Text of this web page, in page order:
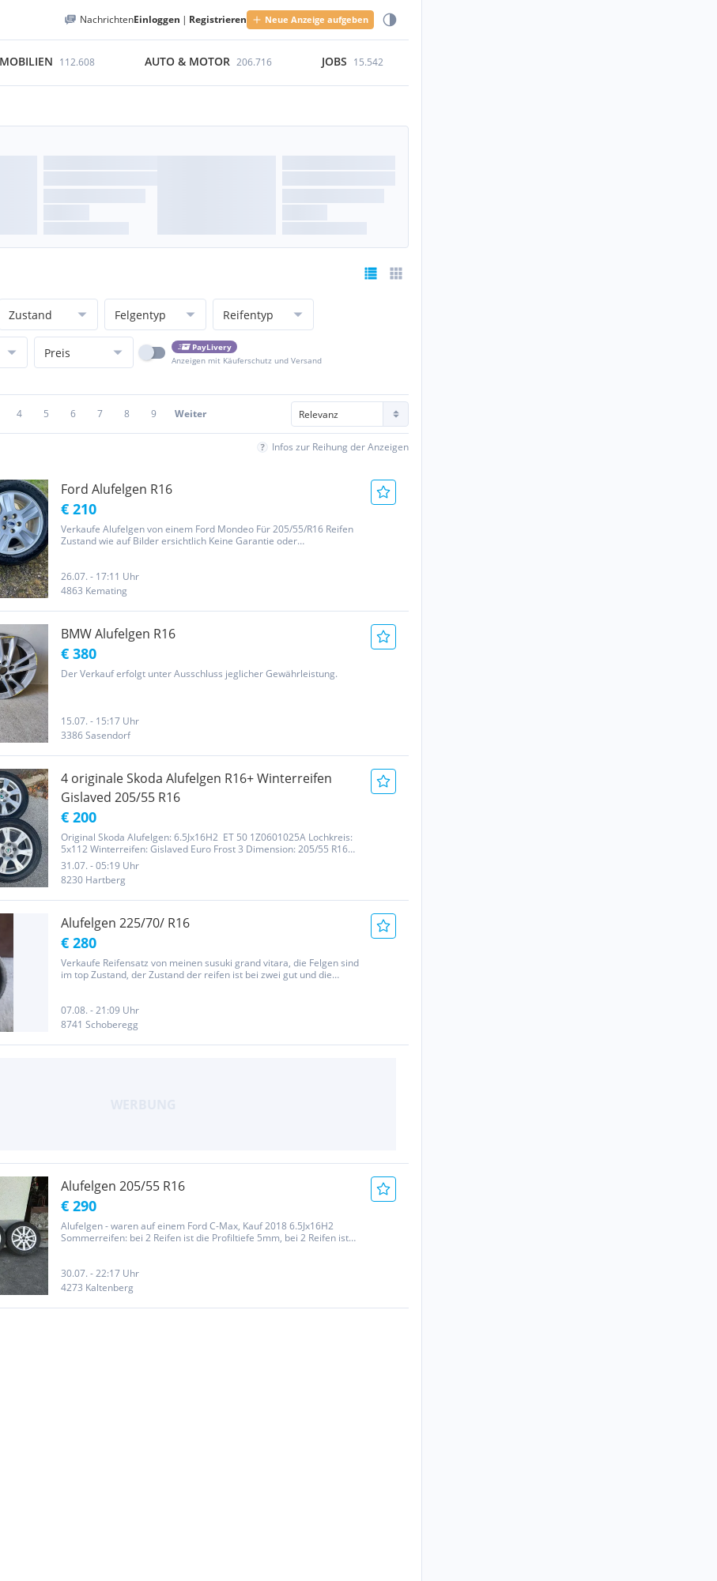
NachrichtenEinloggen | Registrieren Neue Anzeige aufgeben
112.608 AUTO & MOTOR 206.716 JOBS 15.542
Zustand Felgentyp Reifentyp
Preis
PayLivery
Anzeigen mit Käuferschutz und Versand
4 5 6 7 8 9 Weiter
Infos zur Reihung der Anzeigen
Ford Alufelgen R16
€ 210
Verkaufe Alufelgen von einem Ford Mondeo Für 205/55/R16 Reifen
Zustand wie auf Bilder ersichtlich Keine Garantie oder
26.07. - 17:11 Uhr
4863 Kemating
BMW Alufelgen R16
€ 380
Der Verkauf erfolgt unter Ausschluss jeglicher Gewährleistung.
15.07. - 15:17 Uhr
3386 Sasendorf
4 originale Skoda Alufelgen R16+ Winterreifen
Gislaved 205/55 R16
€ 200
Original Skoda Alufelgen: 6.5Jx16H2 ET 50 1Z0601025A Lochkreis:
5x112 Winterreifen: Gislaved Euro Frost 3 Dimension: 205/55 R16
DOT: 28/07 Profiltiefe: 2x(2-3mm) 2x(3-4mm) Privatverkauf,keine
Garantie oder Rücknahme.
31.07. - 05:19 Uhr
8230 Hartberg
Alufelgen 225/70/ R16
€ 280
Verkaufe Reifensatz von meinen susuki grand vitara, die Felgen sind
im top Zustand, der Zustand der reifen ist bei zwei gut und die
07.08. - 21:09 Uhr
8741 Schoberegg
Alufelgen 205/55 R16
€ 290
Alufelgen - waren auf einem Ford C-Max, Kauf 2018 6.5Jx16H2
Sommerreifen: bei 2 Reifen ist die Profiltiefe 5mm, bei 2 Reifen ist
30.07. - 22:17 Uhr
4273 Kaltenberg